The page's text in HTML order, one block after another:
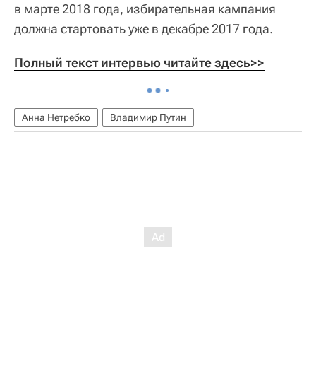
в марте 2018 года, избирательная кампания
должна стартовать уже в декабре 2017 года.
Полный текст интервью читайте здесь>>
Анна Нетребко Владимир Путин